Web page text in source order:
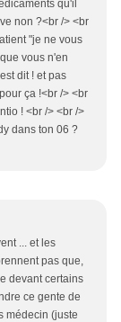
qu'il
non ?<br /> <br
"je ne vous
vous n'en
dit ! et pas
ça !<br /> <br
! <br /> <br />
dans ton 06 ?
... et les
pas que,
devant certains
ce gente de
médecin (juste